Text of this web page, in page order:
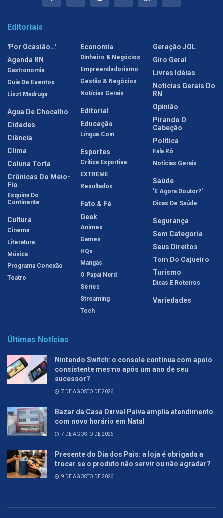
Editoriais
'Por Ocasião…'
Agenda RN
Gastronomia
Guia De Eventos
Liszt Madruga
Água De Chocalho
Cidades
Ciência
Clima
Coluna Torta
Crônicas Do Meio-
Fio
Esquina Do
Continente
Cultura
Cinema
Literatura
Música
Programa Conexão
Teatro
Economia
Dinheiro & Negócios
Empreendedorismo
Gestão & Negócios
Notícias Gerais
Editorial
Educação
Língua.com
Esportes
Crítica Esportiva
EXTREME
Resultados
Fato & Fé
Geek
Animes
Games
HQs
Mangás
O Papai Nerd
Séries
Streaming
Tech
Geração JOL
Giro Geral
Livres Idéias
Notícias Gerais Do
RN
Opinião
Pirando O
Cabeção
Política
Fala Rô
Notícias Gerais
Saúde
'E Agora Doutor?'
Dicas De Saúde
Segurança
Sem Categoria
Seus Direitos
Tom Do Cajueiro
Turismo
Dicas E Roteiros
Variedades
Últimas Notícias
Nintendo Switch: o console continua com apoio
consistente mesmo após um ano de seu
sucessor?
7 DE AGOSTO DE 2026
Bazar da Casa Durval Paiva amplia atendimento
com novo horário em Natal
7 DE AGOSTO DE 2026
Presente do Dia dos Pais: a loja é obrigada a
trocar se o produto não servir ou não agradar?
9 DE AGOSTO DE 2026